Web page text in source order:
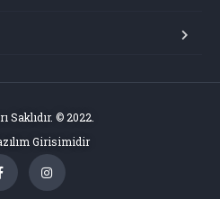
Saklıdır. © 2022.
Girisimidir